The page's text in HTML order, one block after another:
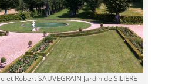
et Robert SAUVEGRAIN Jardin de SILIERE-